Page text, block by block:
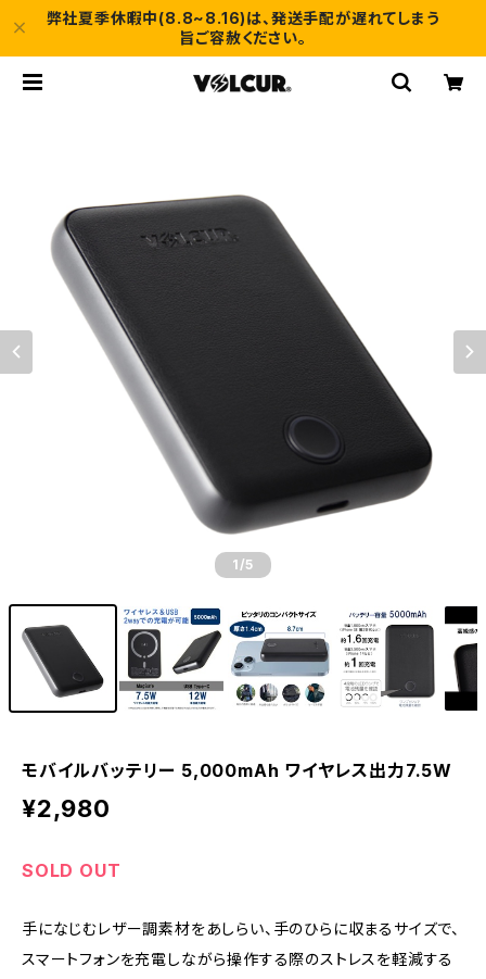
弊社夏季休暇中(8.8~8.16)は、発送手配が遅れてしまう
旨ご容赦ください。
1 /5
モバイルバッテリー 5,000mAh ワイヤレス出力7.5W
¥2,980
SOLD OUT
手になじむレザー調素材をあしらい、手のひらに収まるサイズで、
スマートフォンを充電しながら操作する際のストレスを軽減する